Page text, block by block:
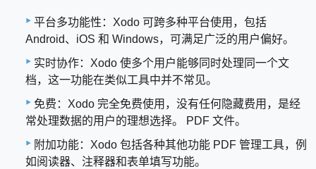
平台多功能性：Xodo 可跨多种平台使用，包括
Android、iOS 和 Windows，可满足广泛的用户偏好。
实时协作：Xodo 使多个用户能够同时处理同一个文
档，这一功能在类似工具中并不常见。
免费：Xodo 完全免费使用，没有任何隐藏费用，是经
常处理数据的用户的理想选择。 PDF 文件。
附加功能：Xodo 包括各种其他功能 PDF 管理工具，例
如阅读器、注释器和表单填写功能。